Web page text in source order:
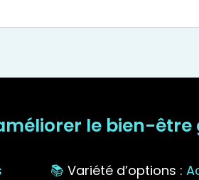
le bien-
📚 Variété d’options :